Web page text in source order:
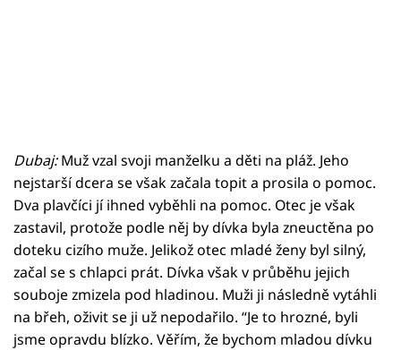
Dubaj:Muž vzal svoji manželku a děti na pláž. Jeho
nejstarší dcera se však začala topit a prosila o pomoc.
Dva plavčíci jí ihned vyběhli na pomoc. Otec je však
zastavil, protože podle něj by dívka byla zneuctěna po
doteku cizího muže. Jelikož otec mladé ženy byl silný,
začal se s chlapci prát. Dívka však v průběhu jejich
souboje zmizela pod hladinou. Muži ji následně vytáhli
na břeh, oživit se ji už nepodařilo. “Je to hrozné, byli
jsme opravdu blízko. Věřím, že bychom mladou dívku